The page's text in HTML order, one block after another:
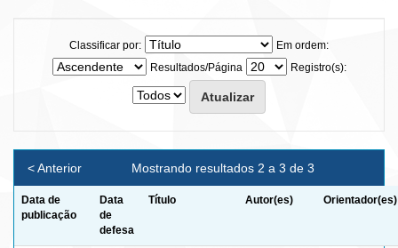
Classificar por:
Em ordem:
Resultados/Página
Registro(s):
Mostrando resultados 2 a 3 de 3
< Anterior
Data de
publicação
Data
de
defesa
Título Autor(es) Orientador(es)